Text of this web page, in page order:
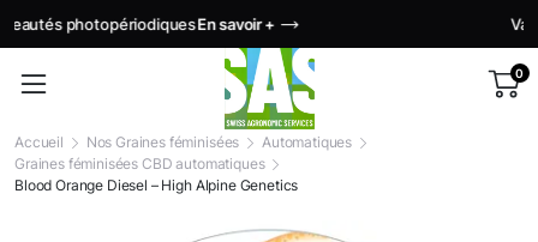
Variétés exclusivesEn savoir +
0
Accueil Nos Graines féminisées
Automatiques
Graines féminisées CBD automatiques
Blood Orange Diesel – High Alpine Genetics